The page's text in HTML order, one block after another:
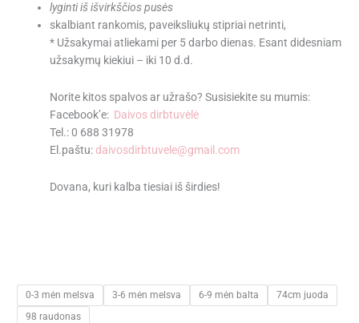
lyginti iš išvirkščios pusės
skalbiant rankomis, paveiksliukų stipriai netrinti,
* Užsakymai atliekami per 5 darbo dienas. Esant didesniam
užsakymų kiekiui – iki 10 d.d.
Norite kitos spalvos ar užrašo? Susisiekite su mumis:
Facebook’e: Daivos dirbtuvėlė
Tel.: 0 688 31978
El.paštu: daivosdirbtuvele@gmail.com
Dovana, kuri kalba tiesiai iš širdies!
0-3 mėn melsva 3-6 mėn melsva 6-9 mėn balta
74cm juoda
98 raudonas